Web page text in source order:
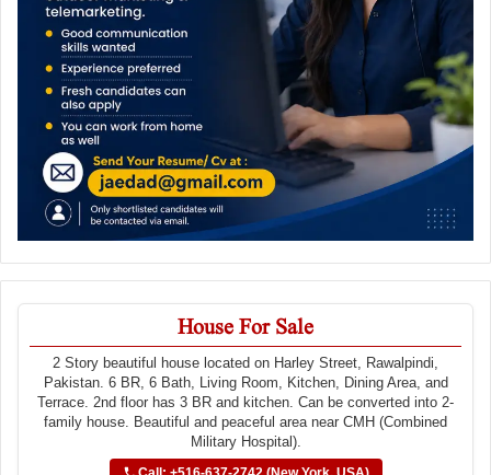
House For Sale
2 Story beautiful house located on Harley Street, Rawalpindi,
Pakistan. 6 BR, 6 Bath, Living Room, Kitchen, Dining Area, and
Terrace. 2nd floor has 3 BR and kitchen. Can be converted into 2-
family house. Beautiful and peaceful area near CMH (Combined
Military Hospital).